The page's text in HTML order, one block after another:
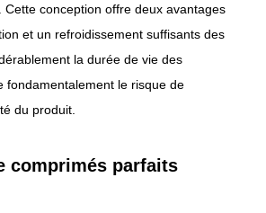
conception offre deux avantages
et un refroidissement suffisants des
la durée de vie des
fondamentalement le risque de
du produit.
comprimés parfaits